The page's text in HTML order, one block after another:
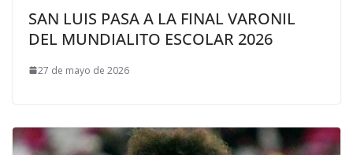
SAN LUIS PASA A LA FINAL VARONIL
DEL MUNDIALITO ESCOLAR 2026
27 de mayo de 2026